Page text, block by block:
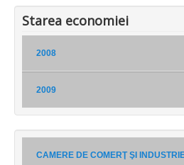
Starea economiei
2008
2009
CAMERE DE COMERŢ ŞI